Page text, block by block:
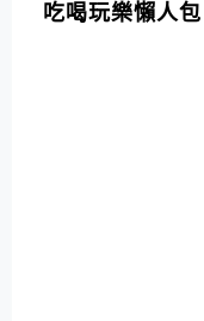
吃喝玩樂懶人包